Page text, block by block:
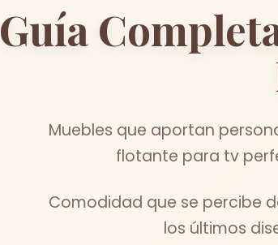
Guía
Muebles que aportan
flotante para tv
Comodidad que se percibe
los últimos